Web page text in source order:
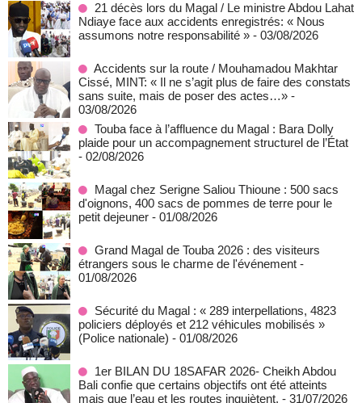
21 décès lors du Magal / Le ministre Abdou Lahat
Ndiaye face aux accidents enregistrés: « Nous
assumons notre responsabilité » - 03/08/2026
Accidents sur la route / Mouhamadou Makhtar
Cissé, MINT: « Il ne s’agit plus de faire des constats
sans suite, mais de poser des actes…» -
03/08/2026
Touba face à l’affluence du Magal : Bara Dolly
plaide pour un accompagnement structurel de l’État
- 02/08/2026
Magal chez Serigne Saliou Thioune : 500 sacs
d'oignons, 400 sacs de pommes de terre pour le
petit dejeuner - 01/08/2026
Grand Magal de Touba 2026 : des visiteurs
étrangers sous le charme de l'événement -
01/08/2026
Sécurité du Magal : « 289 interpellations, 4823
policiers déployés et 212 véhicules mobilisés »
(Police nationale) - 01/08/2026
1er BILAN DU 18SAFAR 2026- Cheikh Abdou
Bali confie que certains objectifs ont été atteints
mais que l’eau et les routes inquiètent. - 31/07/2026